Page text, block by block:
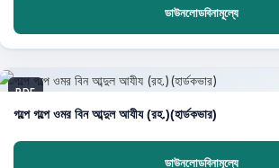
ডাউনলোডবিনামূল্যে
PDF
গল্পে গল্পে ওমর বিন আব্দুল আযীয (রহ.)(হার্ডকভার)
ডাউনলোডবিনামূল্যে